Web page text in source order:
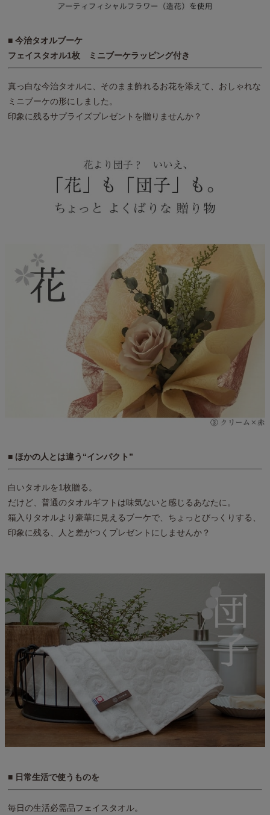
■ 今治タオルブーケ
フェイスタオル1枚 ミニブーケラッピング付き
真っ白な今治タオルに、そのまま飾れるお花を添えて、おしゃれな
ミニブーケの形にしました。
印象に残るサプライズプレゼントを贈りませんか？
■ ほかの人とは違う“インパクト”
白いタオルを1枚贈る。
だけど、普通のタオルギフトは味気ないと感じるあなたに。
箱入りタオルより豪華に見えるブーケで、ちょっとびっくりする、
印象に残る、人と差がつくプレゼントにしませんか？
■ 日常生活で使うものを
毎日の生活必需品フェイスタオル。